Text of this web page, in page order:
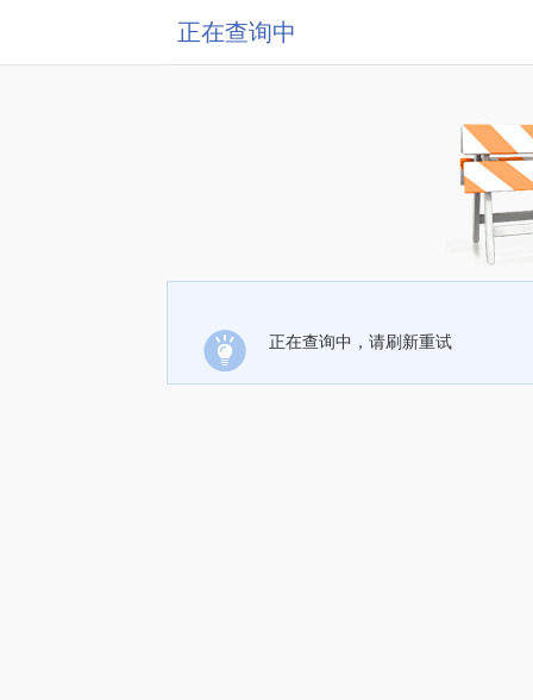
正在查询中
正在查询中，请刷新重试